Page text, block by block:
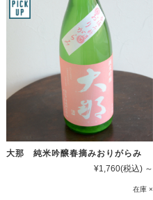
大那 純米吟醸春摘みおりがらみ
¥1,760(税込) ～
在庫 ×